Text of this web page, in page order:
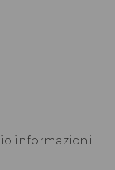
informazioni